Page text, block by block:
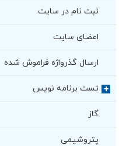
ثبت نام در سایت
اعضای سایت
ارسال گذرواژه فراموش شده
+ تست برنامه نویس
گاز
پتروشیمی